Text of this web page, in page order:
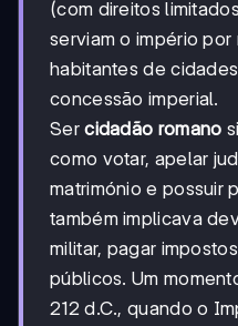
(com direitos
serviam o império por
habitantes de
concessão imperial.
Sercidadão romano
como votar, apelar
matrimónio e possuir
também implicava
militar, pagar
públicos. Um
212 d.C., quando o